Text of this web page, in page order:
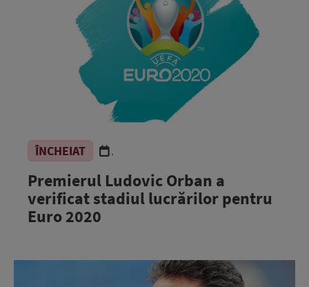
ÎNCHEIAT .
Premierul Ludovic Orban a
verificat stadiul lucrărilor pentru
Euro 2020